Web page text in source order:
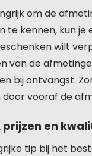
om de
te kennen, kun je
wilt
van de
bij ontvangst.
vooraf de
en
tip bij het